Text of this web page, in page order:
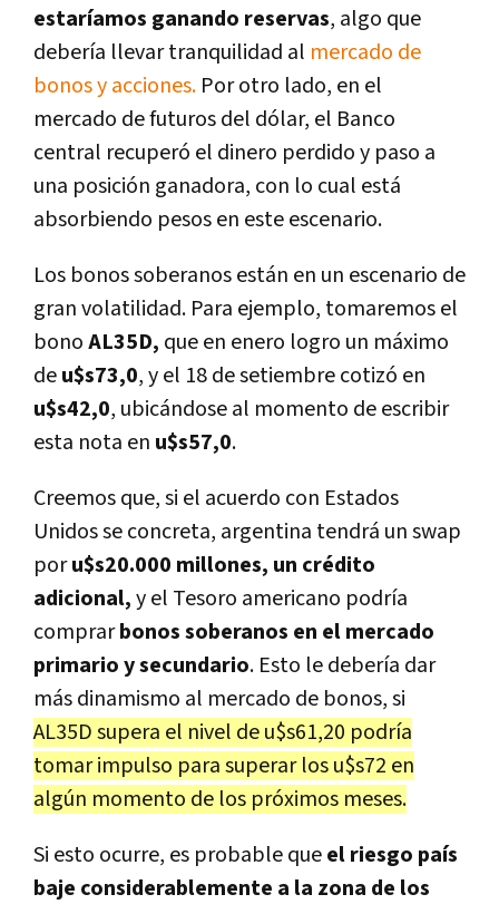
estaríamos ganando reservas, algo que
debería llevar tranquilidad al mercado de
bonos y acciones. Por otro lado, en el
mercado de futuros del dólar, el Banco
central recuperó el dinero perdido y paso a
una posición ganadora, con lo cual está
absorbiendo pesos en este escenario.
Los bonos soberanos están en un escenario de
gran volatilidad. Para ejemplo, tomaremos el
bonoAL35D, que en enero logro un máximo
deu$s73,0, y el 18 de setiembre cotizó en
u$s42,0, ubicándose al momento de escribir
esta nota en u$s57,0.
Creemos que, si el acuerdo con Estados
Unidos se concreta, argentina tendrá un swap
poru$s20.000 millones, un crédito
adicional,y el Tesoro americano podría
comprarbonos soberanos en el mercado
primario y secundario. Esto le debería dar
más dinamismo al mercado de bonos, si
AL35D supera el nivel de u$s61,20 podría
tomar impulso para superar los u$s72 en
algún momento de los próximos meses.
Si esto ocurre, es probable queel riesgo país
baje considerablemente a la zona de los